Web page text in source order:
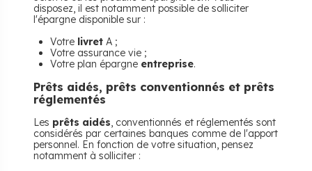
disposez, il est notamment possible de solliciter
l'épargne disponible sur :
Votre livret A ;
Votre assurance vie ;
Votre plan épargne entreprise.
Prêts aidés, prêts conventionnés et prêts
réglementés
Les prêts aidés, conventionnés et réglementés sont
considérés par certaines banques comme de l'apport
personnel. En fonction de votre situation, pensez
notamment à solliciter :